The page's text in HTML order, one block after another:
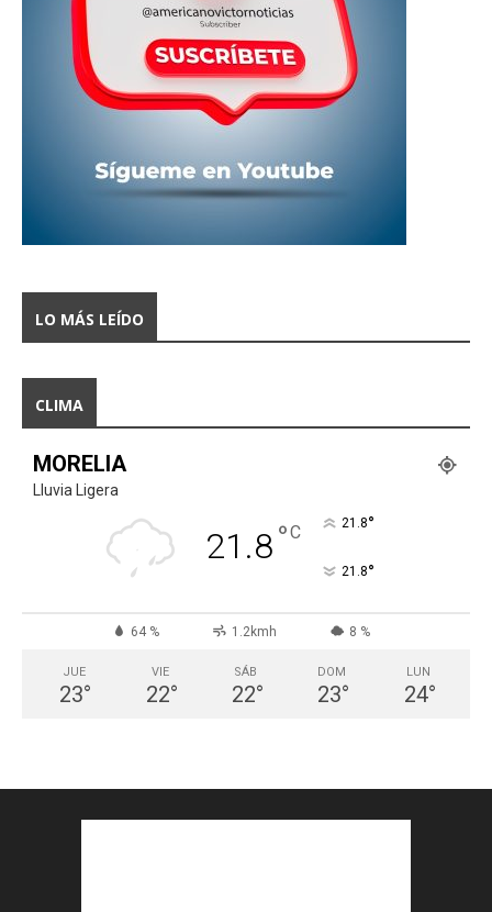
LO MÁS LEÍDO
CLIMA
MORELIA
Lluvia Ligera
21.8°C 21.8°
21.8°
64 % 1.2kmh 8 %
JUE
23°
VIE
22°
SÁB
22°
DOM
23°
LUN
24°